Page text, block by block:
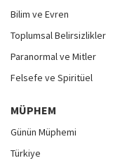
Bilim ve Evren
Toplumsal Belirsizlikler
Paranormal ve Mitler
Felsefe ve Spiritüel
MÜPHEM
Günün Müphemi
Türkiye